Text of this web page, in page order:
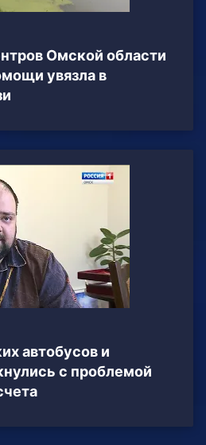
Омской области
увязла в
автобусов и
с проблемой